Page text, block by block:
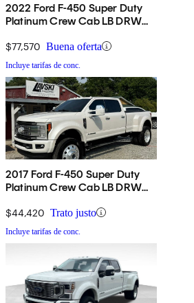
2022 Ford F-450 Super Duty
Platinum Crew Cab LB DRW
$77,570 Buena oferta
Incluye tarifas de conc.
2017 Ford F-450 Super Duty
Platinum Crew Cab LB DRW
$44,420 Trato justo
Incluye tarifas de conc.